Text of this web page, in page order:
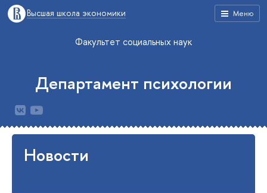
Меню
Высшая школа экономики
Факультет социальных наук
Департамент психологии
Новости